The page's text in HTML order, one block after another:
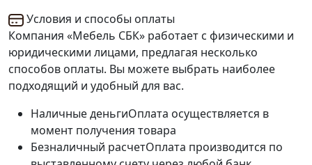
Условия и способы оплаты
Компания «Мебель СБК» работает с физическими и
юридическими лицами, предлагая несколько
способов оплаты. Вы можете выбрать наиболее
подходящий и удобный для вас.
Наличные деньгиОплата осуществляется в
момент получения товара
Безналичный расчетОплата производится по